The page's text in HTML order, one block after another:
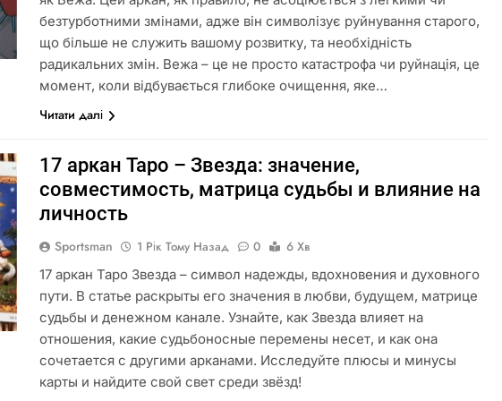
безтурботними змінами, адже він символізує руйнування старого,
що більше не служить вашому розвитку, та необхідність
радикальних змін. Вежа – це не просто катастрофа чи руйнація, це
момент, коли відбувається глибоке очищення, яке…
Читати далі
17 аркан Таро – Звезда: значение,
совместимость, матрица судьбы и влияние на
личность
Sportsman 1 Рік Тому Назад 0
6 Хв
17 аркан Таро Звезда – символ надежды, вдохновения и духовного
пути. В статье раскрыты его значения в любви, будущем, матрице
судьбы и денежном канале. Узнайте, как Звезда влияет на
отношения, какие судьбоносные перемены несет, и как она
сочетается с другими арканами. Исследуйте плюсы и минусы
карты и найдите свой свет среди звёзд!